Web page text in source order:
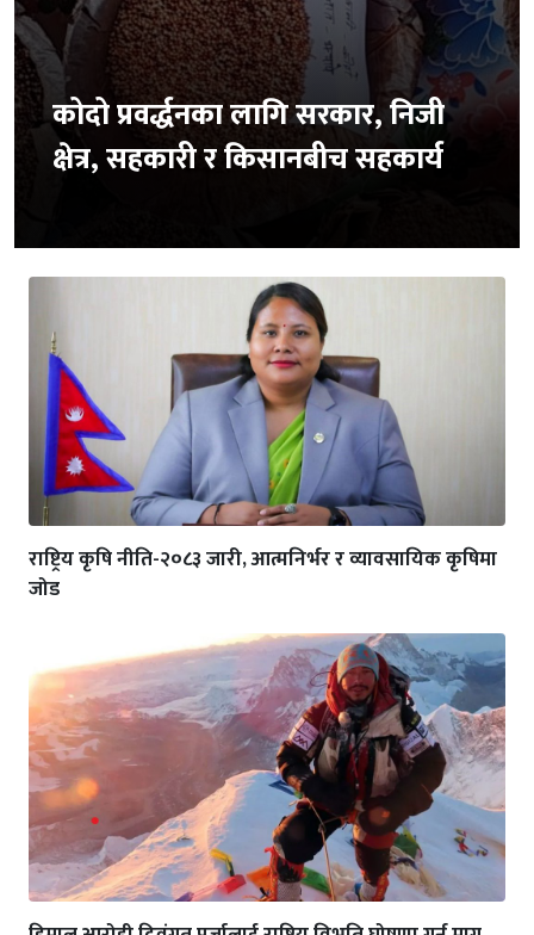
कोदो प्रवर्द्धनका लागि सरकार, निजी
क्षेत्र, सहकारी र किसानबीच सहकार्य
राष्ट्रिय कृषि नीति-२०८३ जारी, आत्मनिर्भर र व्यावसायिक कृषिमा
जोड